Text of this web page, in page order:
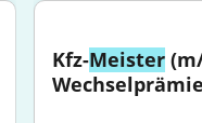
Kfz-Meister (m/
Wechselprämie